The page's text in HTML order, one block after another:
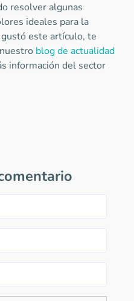
resolver algunas
ideales para la
este artículo, te
blog de actualidad
información del sector